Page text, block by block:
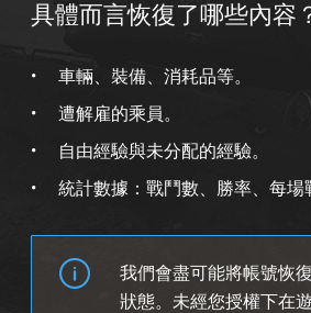
具體而言恢復了哪些內容
車輛、裝備、消耗品等。
遭解雇的乘員。
自由經驗與未分配的經驗。
統計數據：戰鬥數、勝率、每場
我們會盡可能將帳號恢
狀態。未經您授權下在